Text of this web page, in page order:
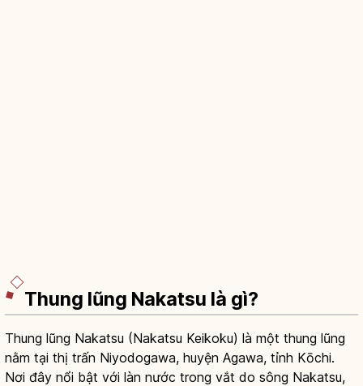
Thung lũng Nakatsu là gì?
Thung lũng Nakatsu (Nakatsu Keikoku) là một thung lũng
nằm tại thị trấn Niyodogawa, huyện Agawa, tỉnh Kōchi.
Nơi đây nổi bật với làn nước trong vắt do sông Nakatsu,